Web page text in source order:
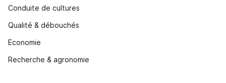
Conduite de cultures
Qualité & débouchés
Economie
Recherche & agronomie